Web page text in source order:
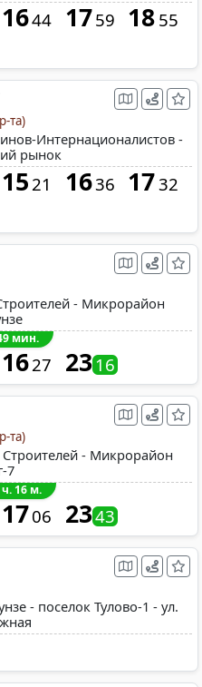
1644 1759 18 55
та)
Интернационалистов -
рынок
1521 1636 1732
- Микрорайон
мин.
1627 23 16
та)
- Микрорайон
7
16 м.
1706 2343
- поселок Тулово-1 - ул.